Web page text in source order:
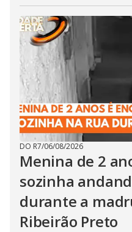
DO R7/06/08/2026
Menina de 2
sozinha
durante a
Ribeirão Preto